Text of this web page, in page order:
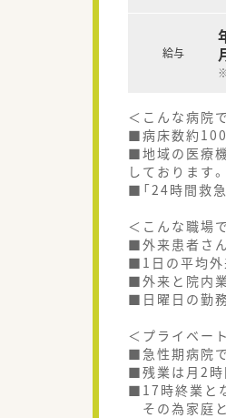
給与
＜こんな病院
■病床数約100
■地域の医療
しております。
■「24時間救
＜こんな職場
■外来患者さ
■1日の平均外
■外来と院内
■日曜日の勤
＜プライベー
■急性期病院
■残業は月2時
■17時終業と
その為家庭